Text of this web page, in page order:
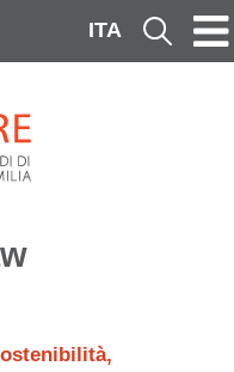
ITA Cerca